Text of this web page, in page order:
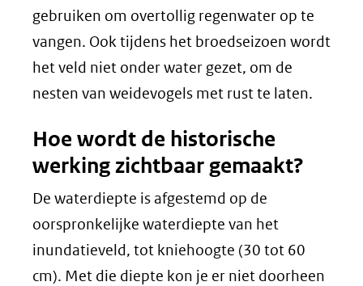
gebruiken om overtollig regenwater op te
vangen. Ook tijdens het broedseizoen wordt
het veld niet onder water gezet, om de
nesten van weidevogels met rust te laten.
Hoe wordt de historische
werking zichtbaar gemaakt?
De waterdiepte is afgestemd op de
oorspronkelijke waterdiepte van het
inundatieveld, tot kniehoogte (30 tot 60
cm). Met die diepte kon je er niet doorheen